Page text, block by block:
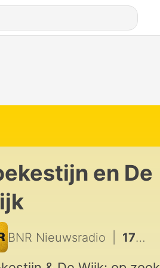
en De
BNR Nieuwsradio 1726 - Luister deze zomer naar 'B&W off the record'